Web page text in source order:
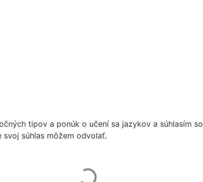
tipov a ponúk o učení sa jazykov a súhlasím so
súhlas môžem odvolať.